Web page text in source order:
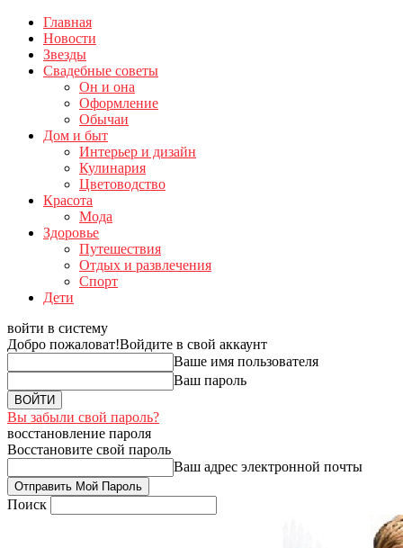
Главная
Новости
Звезды
Свадебные советы
Он и она
Оформление
Обычаи
Дом и быт
Интерьер и дизайн
Кулинария
Цветоводство
Красота
Мода
Здоровье
Путешествия
Отдых и развлечения
Спорт
Дети
войти в систему
Добро пожаловат!Войдите в свой аккаунт
Ваше имя пользователя
Ваш пароль
Вы забыли свой пароль?
восстановление пароля
Восстановите свой пароль
Ваш адрес электронной почты
Поиск